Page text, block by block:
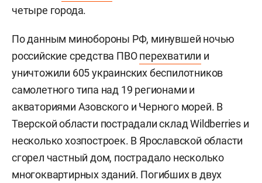
четыре города.
По данным минобороны РФ, минувшей ночью
российские средства ПВОперехватили и
уничтожили 605 украинских беспилотников
самолетного типа над 19 регионами и
акваториями Азовского и Черного морей. В
Тверской области пострадали склад Wildberries и
несколько хозпостроек. В Ярославской области
сгорел частный дом, пострадало несколько
многоквартирных зданий. Погибших в двух